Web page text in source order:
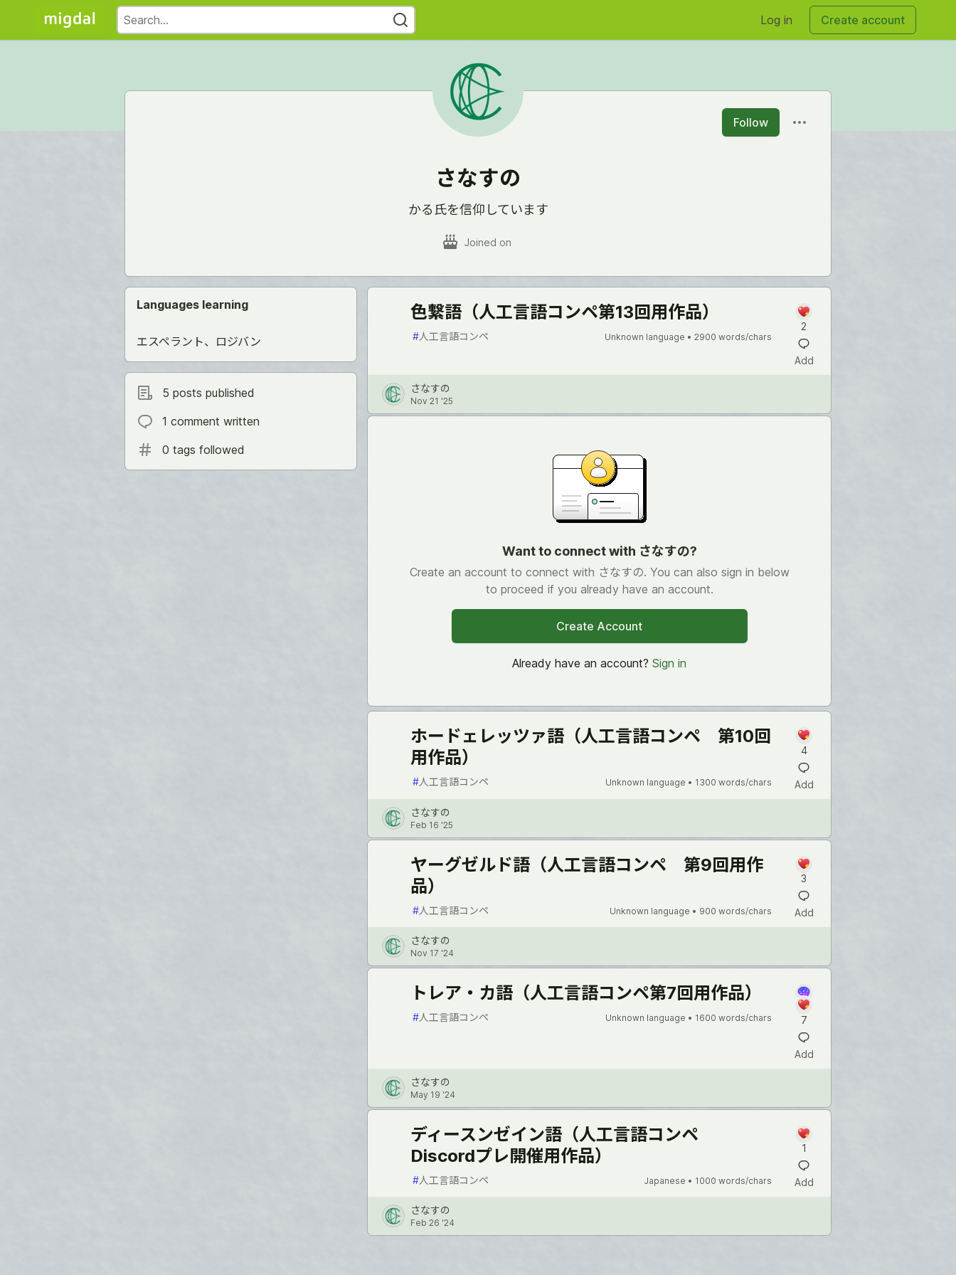
Log in Create account
Follow
さなすの
かる氏を信仰しています
Joined on
Languages learning
エスペラント、ロジバン
5 posts published
1 comment written
0 tags followed
色繋語（人工言語コンペ第13回用作品）
#人工言語コンペ Unknown language • 2900 words/chars
2
Add
さなすの
Nov 21 '25
Want to connect with さなすの?
Create an account to connect with さなすの. You can also sign in below
to proceed if you already have an account.
Create Account
Already have an account?Sign in
ホードェレッツァ語（人工言語コンペ 第10回
用作品）
#人工言語コンペ Unknown language • 1300 words/chars
4
Add
さなすの
Feb 16 '25
ヤーグゼルド語（人工言語コンペ 第9回用作
品）
#人工言語コンペ Unknown language • 900 words/chars
3
Add
さなすの
Nov 17 '24
トレア・カ語（人工言語コンペ第7回用作品）
#人工言語コンペ Unknown language • 1600 words/chars 7
Add
さなすの
May 19 '24
ディースンゼイン語（人工言語コンペ
Discordプレ開催用作品）
#人工言語コンペ Japanese • 1000 words/chars
1
Add
さなすの
Feb 26 '24